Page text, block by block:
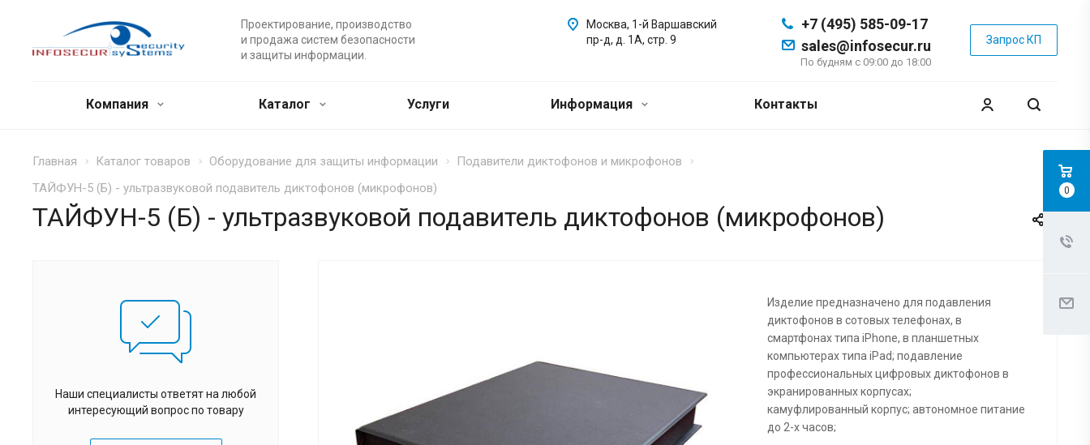
Проектирование, производство
и продажа систем безопасности
и защиты информации.
+7 (495) 585-09-17
sales@infosecur.ru
По будням с 09:00 до 18:00
Запрос КП
Москва, 1-й Варшавский
пр-д, д. 1А, стр. 9
Компания Каталог Услуги Информация Контакты
Главная Каталог товаров Оборудование для защиты информации
Подавители диктофонов и микрофонов
ТАЙФУН-5 (Б) - ультразвуковой подавитель диктофонов (микрофонов)
ТАЙФУН-5 (Б) - ультразвуковой подавитель диктофонов (микрофонов)
Изделие предназначено для подавления
диктофонов в сотовых телефонах, в
смартфонах типа iPhone, в планшетных
компьютерах типа iPad; подавление
профессиональных цифровых диктофонов в
экранированных корпусах;
камуфлированный корпус; автономное питание
до 2-х часов;
Наши специалисты ответят на любой
интересующий вопрос по товару
0